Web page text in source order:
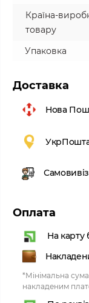
Країна-
товару
Упаковка
Доставка
Нова
Самовивіз
Оплата
На карту
*Мінімальна
накладеним